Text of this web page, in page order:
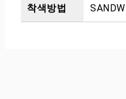
착색방법